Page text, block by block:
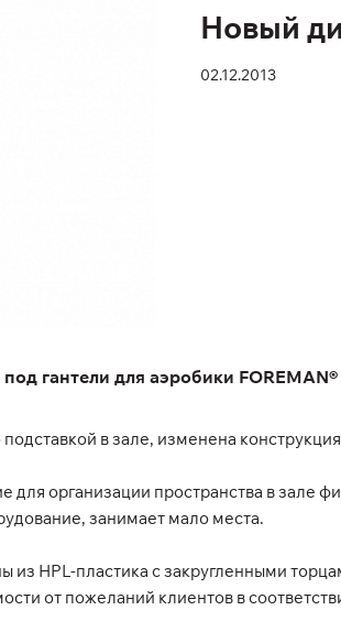
Новый
02.12.2013
гантели для аэробики FOREMAN®
в зале, изменена
организации пространства в зале
занимает мало места.
HPL-пластика с закругленными
от пожеланий клиентов в